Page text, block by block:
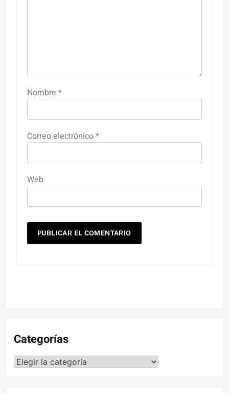
Nombre *
Correo electrónico*
Web
Categorías
Categorías